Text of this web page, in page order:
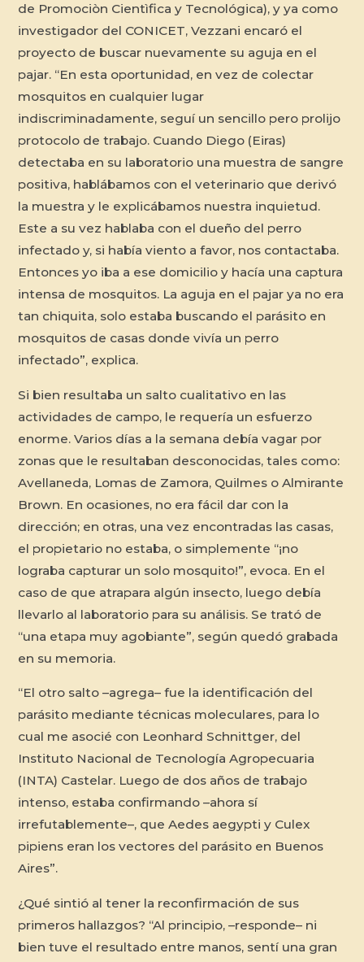
de Promociòn Cientìfica y Tecnológica), y ya como
investigador del CONICET, Vezzani encaró el
proyecto de buscar nuevamente su aguja en el
pajar. “En esta oportunidad, en vez de colectar
mosquitos en cualquier lugar
indiscriminadamente, seguí un sencillo pero prolijo
protocolo de trabajo. Cuando Diego (Eiras)
detectaba en su laboratorio una muestra de sangre
positiva, hablábamos con el veterinario que derivó
la muestra y le explicábamos nuestra inquietud.
Este a su vez hablaba con el dueño del perro
infectado y, si había viento a favor, nos contactaba.
Entonces yo iba a ese domicilio y hacía una captura
intensa de mosquitos. La aguja en el pajar ya no era
tan chiquita, solo estaba buscando el parásito en
mosquitos de casas donde vivía un perro
infectado”, explica.
Si bien resultaba un salto cualitativo en las
actividades de campo, le requería un esfuerzo
enorme. Varios días a la semana debía vagar por
zonas que le resultaban desconocidas, tales como:
Avellaneda, Lomas de Zamora, Quilmes o Almirante
Brown. En ocasiones, no era fácil dar con la
dirección; en otras, una vez encontradas las casas,
el propietario no estaba, o simplemente “¡no
lograba capturar un solo mosquito!”, evoca. En el
caso de que atrapara algún insecto, luego debía
llevarlo al laboratorio para su análisis. Se trató de
“una etapa muy agobiante”, según quedó grabada
en su memoria.
“El otro salto –agrega– fue la identificación del
parásito mediante técnicas moleculares, para lo
cual me asocié con Leonhard Schnittger, del
Instituto Nacional de Tecnología Agropecuaria
(INTA) Castelar. Luego de dos años de trabajo
intenso, estaba confirmando –ahora sí
irrefutablemente–, queAedes aegypti y Culex
pipiens eran los vectores del parásito en Buenos
Aires”.
¿Qué sintió al tener la reconfirmación de sus
primeros hallazgos? “Al principio, –responde– ni
bien tuve el resultado entre manos, sentí una gran